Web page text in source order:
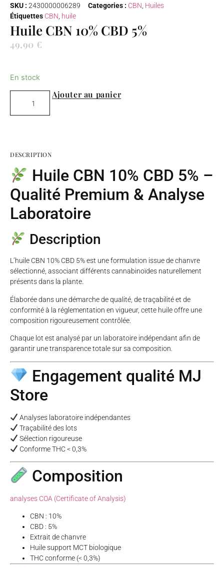
SKU : 2430000006289 Categories : CBN Huiles
Étiquettes CBN huile
Huile CBN 10% CBD 5%
49,90 €
Ajouter au panier
DESCRIPTION
Huile CBN 10% CBD 5% –
Qualité Premium & Analyse
Laboratoire
Description
L’huile CBN 10% CBD 5% est une formulation issue de chanvre
sélectionné, associant différents cannabinoïdes naturellement
présents dans la plante.
Élaborée dans une démarche de qualité, de traçabilité et de
conformité à la réglementation en vigueur, cette huile offre une
composition rigoureusement contrôlée.
Chaque lot est analysé par un laboratoire indépendant afin de
garantir une transparence totale sur sa composition.
Engagement qualité MJ
Store
Analyses laboratoire indépendantes
Traçabilité des lots
Sélection rigoureuse
Conforme THC < 0,3%
Composition
analyses COA (Certificate of Analysis)
CBN : 10%
CBD : 5%
Extrait de chanvre
Huile support MCT biologique
THC conforme (< 0,3%)